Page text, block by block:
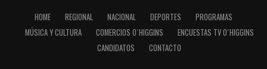
HOME REGIONAL NACIONAL DEPORTES
PROGRAMAS
MÚSICA Y CULTURA
COMERCIOS O´HIGGINS
ENCUESTAS TV O´HIGGINS
CANDIDATOS
CONTACTO